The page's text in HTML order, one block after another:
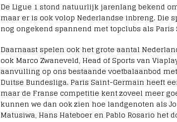
De Ligue 1 stond natuurlijk jarenlang bekend
maar er is ook volop Nederlandse inbreng. Die
nog ongekend spannend met topclubs als
Daarnaast spelen ook het grote aantal
ook Marco Zwaneveld, Head of Sports van
aanvulling op ons bestaande voetbalaanbod
Duitse Bundesliga. Paris Saint-Germain heeft
maar de Franse competitie kent zoveel meer
kunnen we dan ook zien hoe landgenoten als
Matusiwa, Hans Hateboer en Pablo Rosario het